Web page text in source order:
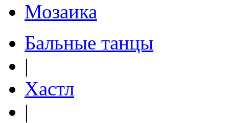
Мозаика
Бальные танцы
|
Хастл
|